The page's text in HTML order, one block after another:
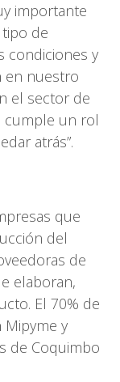
importante
de
condiciones y
en nuestro
el sector de
cumple un rol
atrás”.
que
del
de
elaboran,
El 70% de
Mipyme y
de Coquimbo